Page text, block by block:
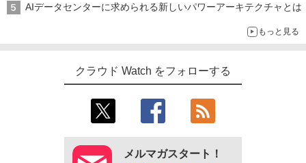
AIデータセンターに求められる新しいパワーアーキテクチャとは
もっと見る
クラウド Watch をフォローする
メルマガスタート！